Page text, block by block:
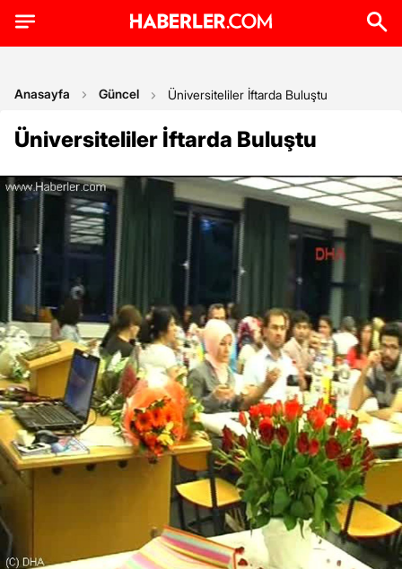
Anasayfa Güncel Üniversiteliler İftarda Buluştu
Üniversiteliler İftarda Buluştu